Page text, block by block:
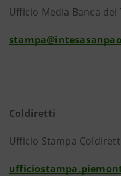
Ufficio Media Banca
Coldiretti
Ufficio Stampa